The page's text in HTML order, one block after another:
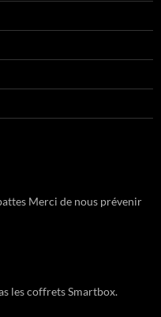
Merci de nous prévenir
les coffrets Smartbox.